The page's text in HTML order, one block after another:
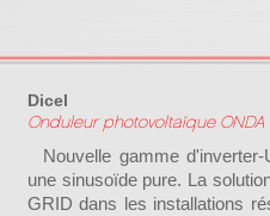
Dicel
Onduleur photovoltaïque ONDA
Nouvelle gamme
une sinusoïde pure. La
GRID dans les installations